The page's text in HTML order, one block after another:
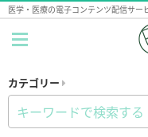
医学・医療の電子コンテンツ配信サー
カテゴリー